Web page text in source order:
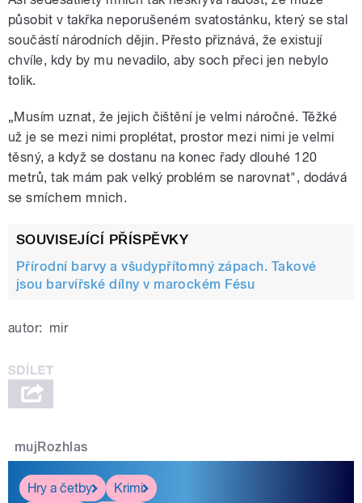
působit v takřka neporušeném svatostánku, který se stal
součástí národních dějin. Přesto přiznává, že existují
chvíle, kdy by mu nevadilo, aby soch přeci jen nebylo
tolik.
„Musím uznat, že jejich čištění je velmi náročné. Těžké
už je se mezi nimi proplétat, prostor mezi nimi je velmi
těsný, a když se dostanu na konec řady dlouhé 120
metrů, tak mám pak velký problém se narovnat", dodává
se smíchem mnich.
SOUVISEJÍCÍ PŘÍSPĚVKY
Přírodní barvy a všudypřítomný zápach. Takové
jsou barvířské dílny v marockém Fésu
autor: mir
mujRozhlas
Hry a četby
Krimi